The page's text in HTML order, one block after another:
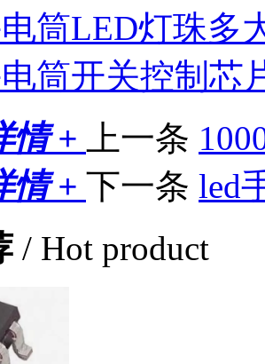
筒LED灯珠多
筒开关控制芯
情 +
上一条
情 + 下一条 led
/ Hot product